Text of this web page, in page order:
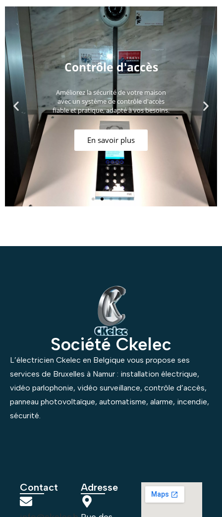
Contrôle d'accès
Améliorez la sécurité de votre maison
avec un système de contrôle d'accès
fiable et pratique, adapté à vos besoins.
En savoir plus
Société Ckelec
L’électricien Ckelec en Belgique vous propose ses
services de Bruxelles à Namur : installation électrique,
vidéo parlophonie, vidéo surveillance, contrôle d’accès,
panneau photovoltaïque, automatisme, alarme, incendie,
sécurité.
Contact Adresse